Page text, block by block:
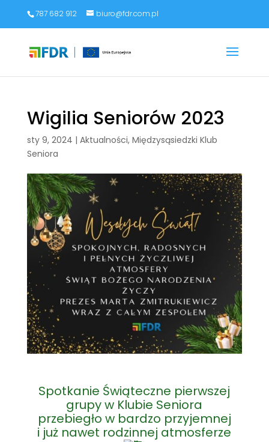
787 682 912 biuro@fdr.com.pl
Wigilia Seniorów 2023
sty 9, 2024 | Aktualności, Międzysąsiedzki Klub
Seniora
Spotkanie Świąteczne pierwszej
grupy w Klubie Seniora
przebiegło w bardzo przyjemnej
i już nawet rodzinnej atmosferze